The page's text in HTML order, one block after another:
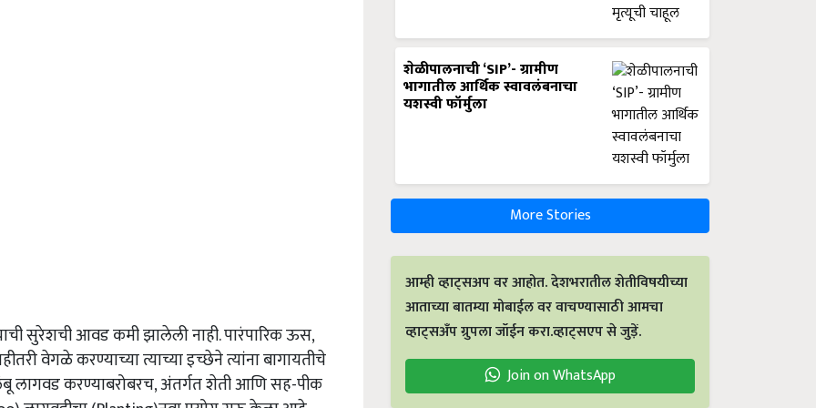
सुरेशची आवड कमी झालेली नाही. पारंपारिक ऊस,
वेगळे करण्याच्या त्याच्या इच्छेने त्यांना बागायतीचे
करण्याबरोबरच, अंतर्गत शेती आणि सह-पीक
शेळीपालनाची ‘SIP’- ग्रामीण
भागातील आर्थिक स्वावलंबनाचा
यशस्वी फॉर्मुला
More Stories
आम्ही व्हाट्सअप वर आहोत. देशभरातील शेतीविषयीच्या
आताच्या बातम्या मोबाईल वर वाचण्यासाठी आमचा
व्हाट्सअँप ग्रुपला जॉईन करा.व्हाट्सएप से जुड़ें.
Join on WhatsApp